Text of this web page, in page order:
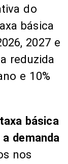
do
básica
2027 e
reduzida
e 10%
básica
demanda
nos